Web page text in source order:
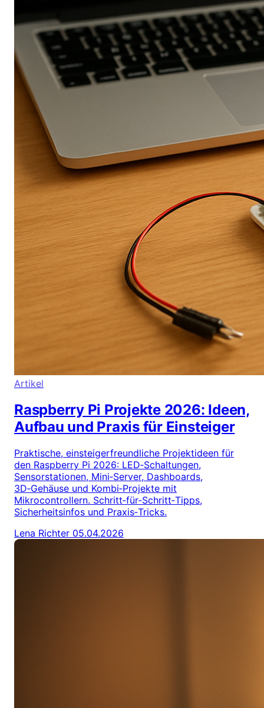
Artikel
Raspberry Pi Projekte 2026: Ideen,
Aufbau und Praxis für Einsteiger
Praktische, einsteigerfreundliche Projektideen für
den Raspberry Pi 2026: LED‑Schaltungen,
Sensorstationen, Mini‑Server, Dashboards,
3D‑Gehäuse und Kombi‑Projekte mit
Mikrocontrollern. Schritt‑für‑Schritt‑Tipps,
Sicherheitsinfos und Praxis‑Tricks.
Lena Richter 05.04.2026